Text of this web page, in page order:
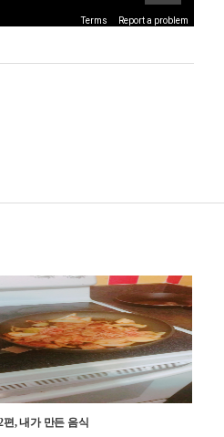
Terms Report a problem
편, 내가 만든 음식